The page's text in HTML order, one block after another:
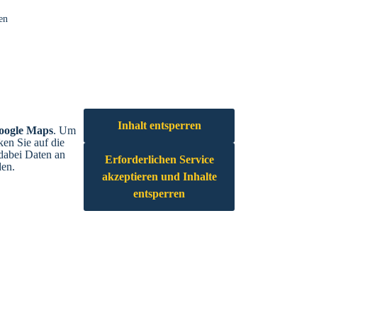
Maps. Um
Sie auf die
Daten an
Inhalt entsperren
Erforderlichen Service
akzeptieren und Inhalte
entsperren